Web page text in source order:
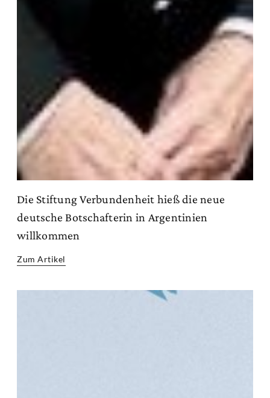
Die Stiftung Verbundenheit hieß die neue
deutsche Botschafterin in Argentinien
willkommen
Zum Artikel